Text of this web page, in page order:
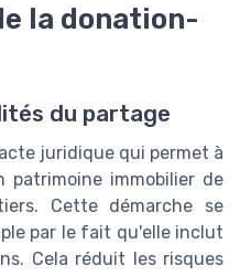
la donation-
du partage
juridique qui permet à
immobilier de
Cette démarche se
par le fait qu'elle inclut
Cela réduit les risques